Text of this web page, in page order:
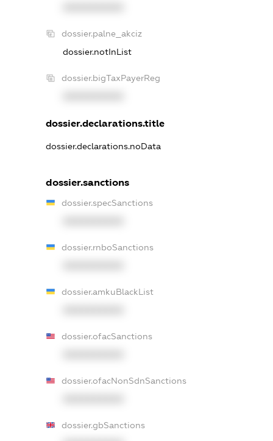
dossier.palne_akciz
dossier.notInList
dossier.bigTaxPayerReg
dossier.declarations.title
dossier.declarations.noData
dossier.sanctions
dossier.specSanctions
dossier.rnboSanctions
dossier.amkuBlackList
dossier.ofacSanctions
dossier.ofacNonSdnSanctions
dossier.gbSanctions